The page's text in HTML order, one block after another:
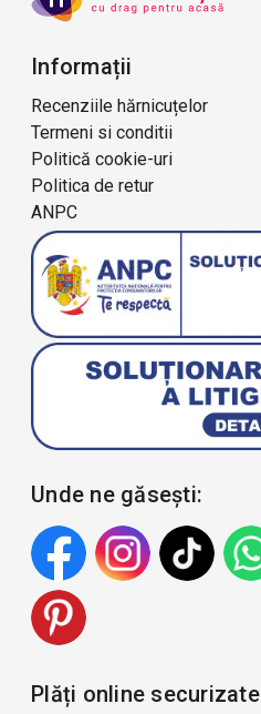
Informații
Recenziile hărnicuțelor
Termeni si conditii
Politică cookie-uri
Politica de retur
ANPC
Unde ne găsești:
Plăți online securizate